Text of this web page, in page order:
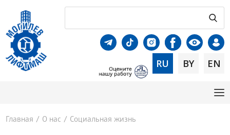
RU BY EN
Главная / О нас / Социальная жизнь